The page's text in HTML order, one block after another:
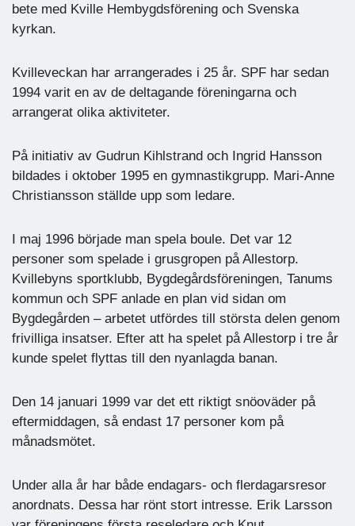
bete med Kville Hembygdsförening och Svenska
kyrkan.
Kvilleveckan har arrangerades i 25 år. SPF har sedan
1994 varit en av de deltagande föreningarna och
arrangerat olika aktiviteter.
På initiativ av Gudrun Kihlstrand och Ingrid Hansson
bildades i oktober 1995 en gymnastikgrupp. Mari-Anne
Christiansson ställde upp som ledare.
I maj 1996 började man spela boule. Det var 12
personer som spelade i grusgropen på Allestorp.
Kvillebyns sportklubb, Bygdegårdsföreningen, Tanums
kommun och SPF anlade en plan vid sidan om
Bygdegården – arbetet utfördes till största delen genom
frivilliga insatser. Efter att ha spelet på Allestorp i tre år
kunde spelet flyttas till den nyanlagda banan.
Den 14 januari 1999 var det ett riktigt snöoväder på
eftermiddagen, så endast 17 personer kom på
månadsmötet.
Under alla år har både endagars- och flerdagarsresor
anordnats. Dessa har rönt stort intresse. Erik Larsson